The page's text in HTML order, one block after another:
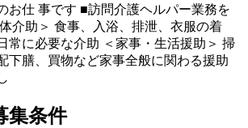
お仕 事です ■訪問介護ヘルパー業務を
介助＞ 食事、入浴、排泄、衣服の着
常に必要な介助 ＜家事・生活援助＞ 掃
下膳、買物など家事全般に関わる援助
集条件